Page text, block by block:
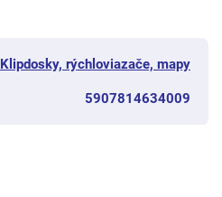
Klipdosky, rýchloviazače, mapy
5907814634009